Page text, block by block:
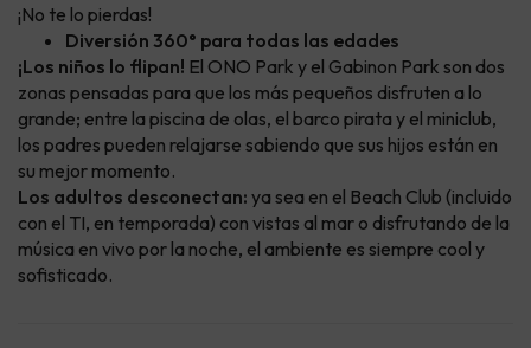
¡No te lo pierdas!
Diversión 360° para todas las edades
¡Los niños lo flipan! El ONO Park y el Gabinon Park son dos
zonas pensadas para que los más pequeños disfruten a lo
grande; entre la piscina de olas, el barco pirata y el miniclub,
los padres pueden relajarse sabiendo que sus hijos están en
su mejor momento.
Los adultos desconectan: ya sea en el Beach Club (incluido
con el TI, en temporada) con vistas al mar o disfrutando de la
música en vivo por la noche, el ambiente es siempre cool y
sofisticado.